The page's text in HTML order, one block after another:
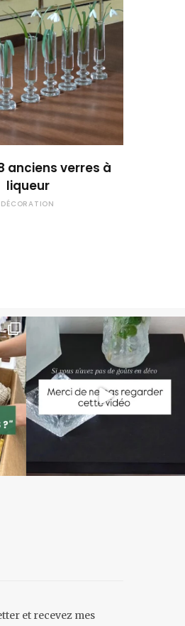
anciens verres à
liqueur
DÉCORATION
et recevez mes